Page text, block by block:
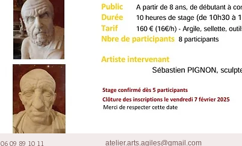
06 09 89 10 11 atelier.arts.agiles@gmail.com